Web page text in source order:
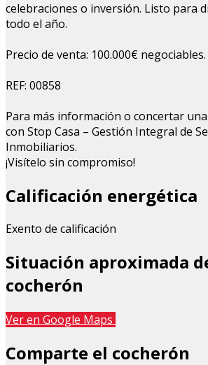
celebraciones o inversión. Listo para
todo el año.
Precio de venta: 100.000€ negociables.
REF: 00858
Para más información o concertar
con Stop Casa – Gestión Integral de
Inmobiliarios.
¡Visítelo sin compromiso!
Calificación energética
Exento de calificación
Situación aproximada
cocherón
+
−
Ver en Google Maps
Comparte el cocherón